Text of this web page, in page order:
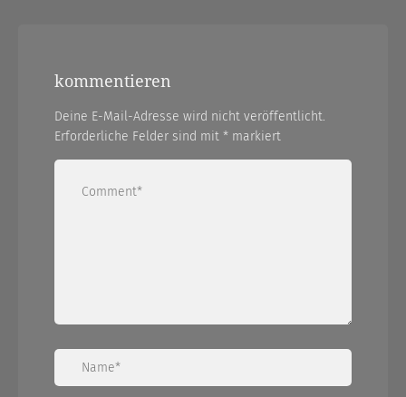
kommentieren
Deine E-Mail-Adresse wird nicht veröffentlicht.
Erforderliche Felder sind mit * markiert